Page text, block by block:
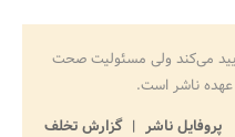
می‌کند ولی مسئولیت صحت
ناشر است.
پروفایل ناشر
گزارش تخلف